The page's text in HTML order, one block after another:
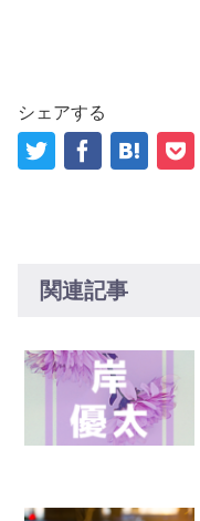
シェアする
関連記事